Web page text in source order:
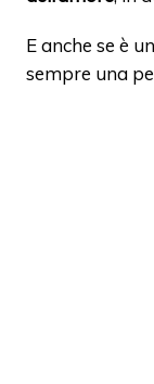
E anche se è
sempre una